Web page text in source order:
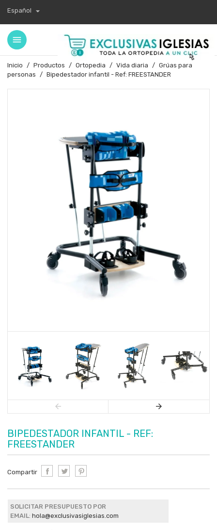
Español 
Inicio Productos Ortopedia Vida diaria
Grúas para
personas
Bipedestador infantil - Ref: FREESTANDER
BIPEDESTADOR INFANTIL - REF:
FREESTANDER
Compartir
SOLICITAR PRESUPUESTO POR
EMAIL: hola@exclusivasiglesias.com